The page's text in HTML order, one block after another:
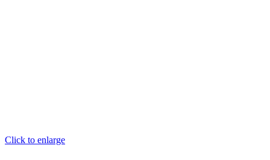
Click to enlarge